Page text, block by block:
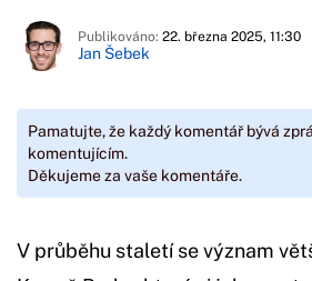
Publikováno: 22. března 2025, 11:30
Jan Šebek
Pamatujte, že každý komentář bývá
komentujícím.
Děkujeme za vaše komentáře.
V průběhu staletí se význam